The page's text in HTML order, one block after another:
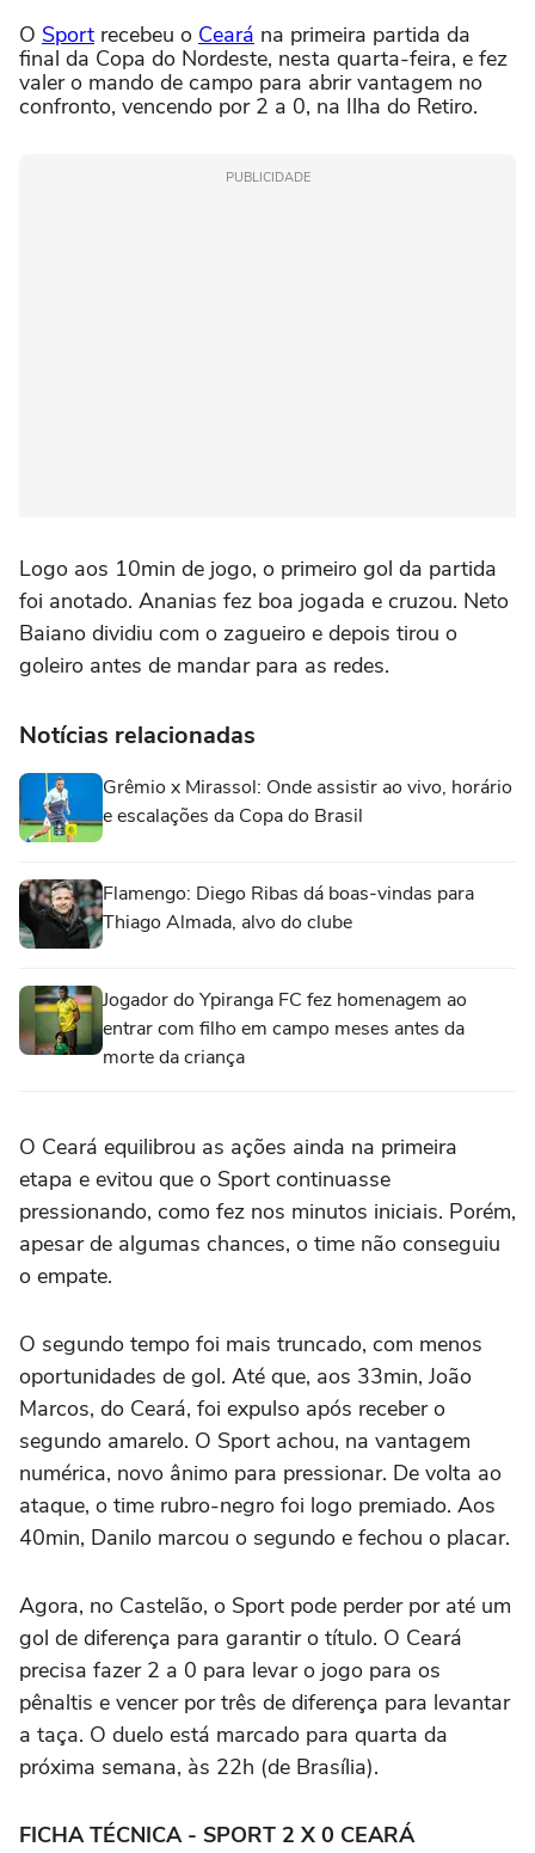
O Sport recebeu o Ceará na primeira partida da
final da Copa do Nordeste, nesta quarta-feira, e fez
valer o mando de campo para abrir vantagem no
confronto, vencendo por 2 a 0, na Ilha do Retiro.
PUBLICIDADE
Logo aos 10min de jogo, o primeiro gol da partida
foi anotado. Ananias fez boa jogada e cruzou. Neto
Baiano dividiu com o zagueiro e depois tirou o
goleiro antes de mandar para as redes.
Notícias relacionadas
Grêmio x Mirassol: Onde assistir ao vivo, horário
e escalações da Copa do Brasil
Flamengo: Diego Ribas dá boas-vindas para
Thiago Almada, alvo do clube
Jogador do Ypiranga FC fez homenagem ao
entrar com filho em campo meses antes da
morte da criança
O Ceará equilibrou as ações ainda na primeira
etapa e evitou que o Sport continuasse
pressionando, como fez nos minutos iniciais. Porém,
apesar de algumas chances, o time não conseguiu
o empate.
O segundo tempo foi mais truncado, com menos
oportunidades de gol. Até que, aos 33min, João
Marcos, do Ceará, foi expulso após receber o
segundo amarelo. O Sport achou, na vantagem
numérica, novo ânimo para pressionar. De volta ao
ataque, o time rubro-negro foi logo premiado. Aos
40min, Danilo marcou o segundo e fechou o placar.
Agora, no Castelão, o Sport pode perder por até um
gol de diferença para garantir o título. O Ceará
precisa fazer 2 a 0 para levar o jogo para os
pênaltis e vencer por três de diferença para levantar
a taça. O duelo está marcado para quarta da
próxima semana, às 22h (de Brasília).
FICHA TÉCNICA - SPORT 2 X 0 CEARÁ